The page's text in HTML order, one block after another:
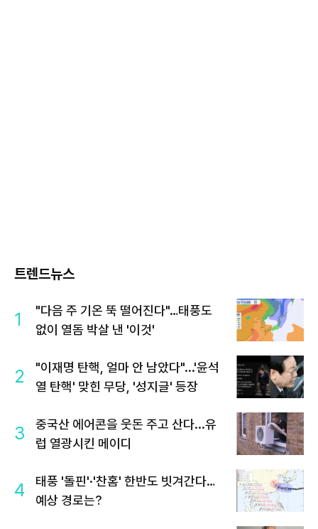
트렌드뉴스
1
"다음 주 기온 뚝 떨어진다"…태풍도
없이 열돔 박살 낸 '이것'
2
"이재명 탄핵, 얼마 안 남았다"...'윤석
열 탄핵' 맞힌 무당, '성지글' 등장
3
중국산 에어콘을 웃돈 주고 산다...유
럽 열광시킨 메이디
4
태풍 '돌핀'·'찬홈' 한반도 빗겨간다…
예상 경로는?